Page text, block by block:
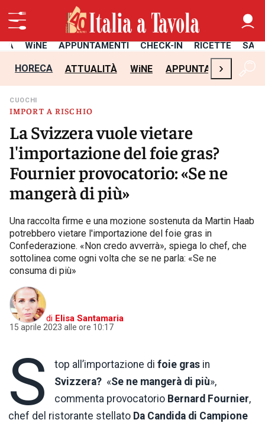
WiNE APPUNTAMENTI CHECK-IN RICETTE
HORECA ATTUALITÀ WiNE APPUNTAMENTI
›
IMPORT A RISCHIO
CUOCHI
La Svizzera vuole vietare
l'importazione del foie gras?
Fournier provocatorio: «Se ne
mangerà di più»
Una raccolta firme e una mozione sostenuta da Martin Haab
potrebbero vietare l'importazione del foie gras in
Confederazione. «Non credo avverrà», spiega lo chef, che
sottolinea come ogni volta che se ne parla: «Se ne
consuma di più»
di Elisa Santamaria
15 aprile 2023 alle ore 10:17
S top all’importazione difoie gras in
Svizzera? «Se ne mangerà di più»,
commenta provocatorio Bernard Fournier,
chef del ristorante stellato Da Candida di Campione